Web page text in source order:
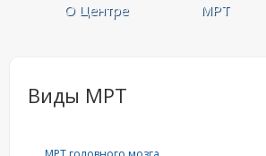
О Центре МРТ
Виды МРТ